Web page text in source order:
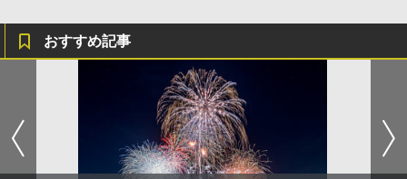
おすすめ記事